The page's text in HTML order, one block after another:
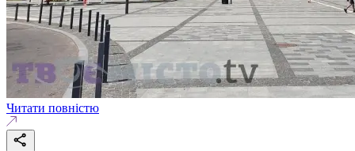
Читати повністю